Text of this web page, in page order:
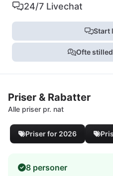
24/7 Livechat
Start
Ofte
Priser & Rabatter
Alle priser pr. nat
Priser for 2026
8 personer